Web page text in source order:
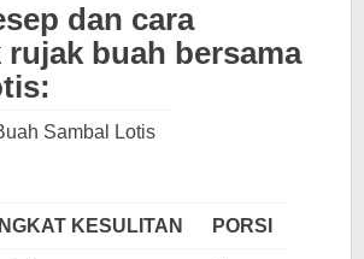
dan cara
rujak buah bersama
Sambal Lotis
KESULITAN PORSI